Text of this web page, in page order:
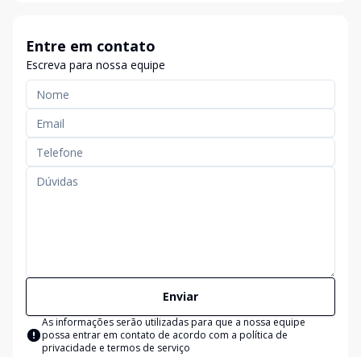
Entre em contato
Escreva para nossa equipe
Enviar
As informações serão utilizadas para que a nossa equipe
possa entrar em contato de acordo com a política de
privacidade e termos de serviço